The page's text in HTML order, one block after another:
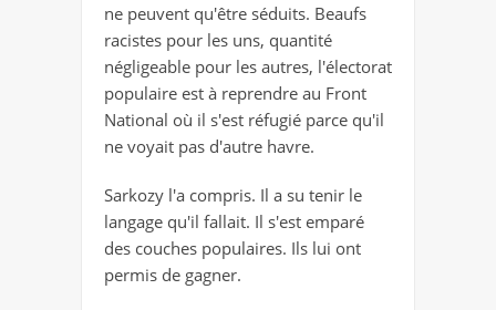
ne peuvent qu'être séduits. Beaufs
racistes pour les uns, quantité
négligeable pour les autres, l'électorat
populaire est à reprendre au Front
National où il s'est réfugié parce qu'il
ne voyait pas d'autre havre.
Sarkozy l'a compris. Il a su tenir le
langage qu'il fallait. Il s'est emparé
des couches populaires. Ils lui ont
permis de gagner.